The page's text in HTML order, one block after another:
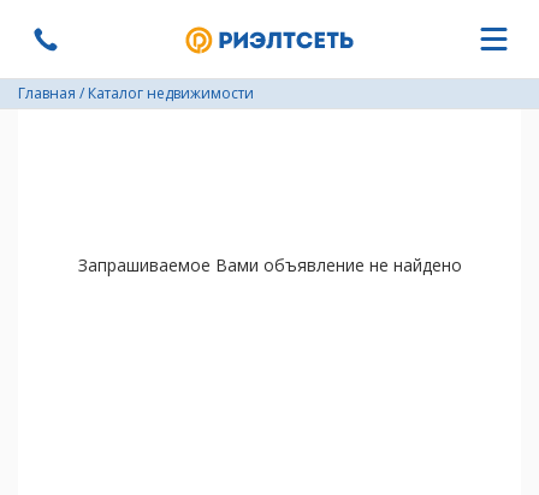
Главная / Каталог недвижимости
Запрашиваемое Вами объявление не найдено